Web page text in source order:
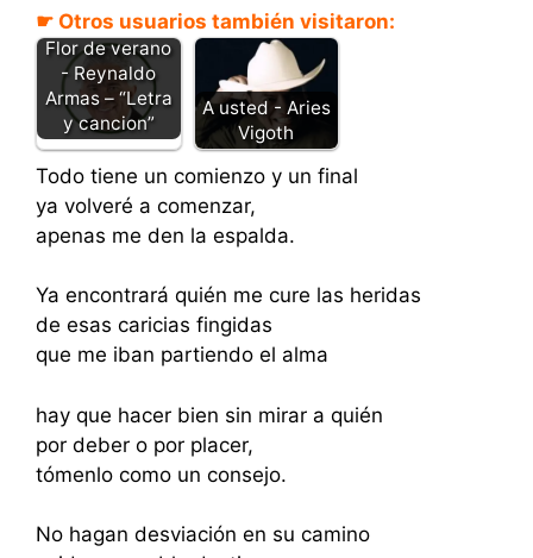
☛ Otros usuarios también visitaron:
Flor de verano
- Reynaldo
Armas – “Letra
y cancion”
A usted - Aries
Vigoth
Todo tiene un comienzo y un final
ya volveré a comenzar,
apenas me den la espalda.
Ya encontrará quién me cure las heridas
de esas caricias fingidas
que me iban partiendo el alma
hay que hacer bien sin mirar a quién
por deber o por placer,
tómenlo como un consejo.
No hagan desviación en su camino